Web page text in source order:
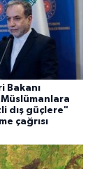
Bakanı
dış güçlere"
çağrısı